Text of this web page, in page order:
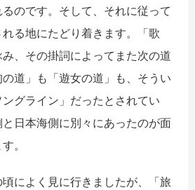
のです。そして、それに従って
る地にたどり着きます。「歌
、その掛詞によってまた次の道
道」も「遊女の道」も、そうい
グライン」だったとされてい
日本海側に別々にあったのが面
。
によく見に行きましたが、「旅